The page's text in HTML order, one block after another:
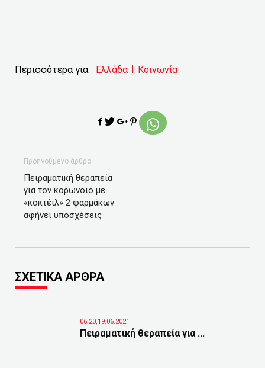
Περισσότερα για: Ελλάδα Κοινωνία
Προηγούμενο άρθρο
Πειραματική θεραπεία
για τον κορωνοϊό με
«κοκτέιλ» 2 φαρμάκων
αφήνει υποσχέσεις
ΣΧΕΤΙΚΑ ΑΡΘΡΑ
06:20,19.06.2021
Πειραματική θεραπεία για ...